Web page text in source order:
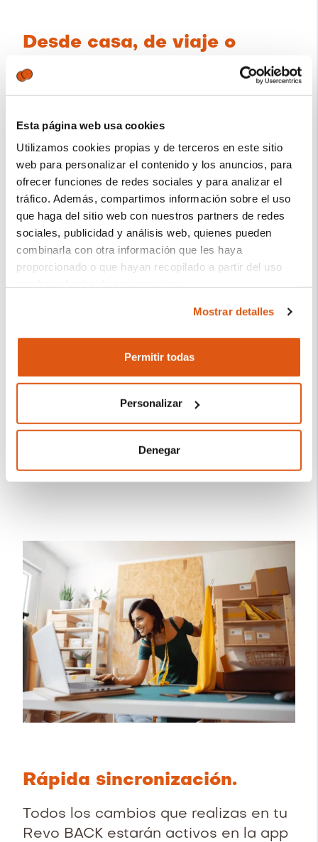
Esta página web usa cookies
Utilizamos cookies propias y de terceros en este sitio
web para personalizar el contenido y los anuncios, para
ofrecer funciones de redes sociales y para analizar el
tráfico. Además, compartimos información sobre el uso
que haga del sitio web con nuestros partners de redes
sociales, publicidad y análisis web, quienes pueden
combinarla con otra información que les haya
proporcionado o que hayan recopilado a partir del uso
El responsable del tratamiento de sus datos personales
es REVO SYSTEMS, S.L. (CIF: B66353780).
Cookies:https://revo.works/cookies.
Mostrar detalles
Permitir todas
Personalizar
Denegar
Desde casa, de viaje o
desde el bar de la esquina.
plataforma web para que puedas
acceder a él estés donde estés.
Utiliza cualquier dispositivo con
navegador, por ejemplo, un ordenador
o una tablet.
Rápida sincronización.
Todos los cambios que realizas en tu
Revo BACK estarán activos en la app